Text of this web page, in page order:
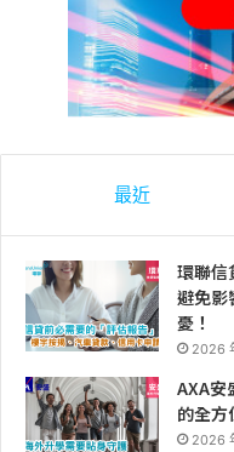
最近
環聯信
避免影
憂！
2026
AXA安
的全方
2026